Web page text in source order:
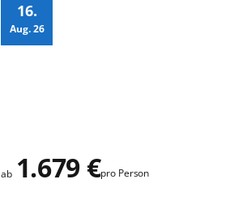
16.
Aug. 26
ab 1.679 €pro Person